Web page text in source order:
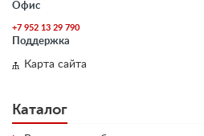
Офис
+7 952 13 29 790
Поддержка
Карта сайта
Каталог